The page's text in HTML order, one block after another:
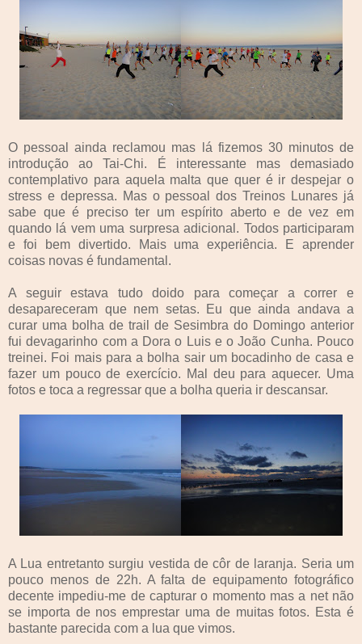
O pessoal ainda reclamou mas lá fizemos 30 minutos de
introdução ao Tai-Chi. É interessante mas demasiado
contemplativo para aquela malta que quer é ir despejar o
stress e depressa. Mas o pessoal dos Treinos Lunares já
sabe que é preciso ter um espírito aberto e de vez em
quando lá vem uma surpresa adicional. Todos participaram
e foi bem divertido. Mais uma experiência. E aprender
coisas novas é fundamental.
A seguir estava tudo doido para começar a correr e
desapareceram que nem setas. Eu que ainda andava a
curar uma bolha de trail de Sesimbra do Domingo anterior
fui devagarinho com a Dora o Luis e o João Cunha. Pouco
treinei. Foi mais para a bolha sair um bocadinho de casa e
fazer um pouco de exercício. Mal deu para aquecer. Uma
fotos e toca a regressar que a bolha queria ir descansar.
A Lua entretanto surgiu vestida de côr de laranja. Seria um
pouco menos de 22h. A falta de equipamento fotográfico
decente impediu-me de capturar o momento mas a net não
se importa de nos emprestar uma de muitas fotos. Esta é
bastante parecida com a lua que vimos.